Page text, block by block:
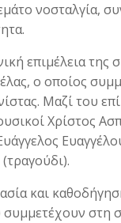
νοσταλγία,
επιμέλεια της
ο οποίος
Μαζί του
Χρίστος
και
στη